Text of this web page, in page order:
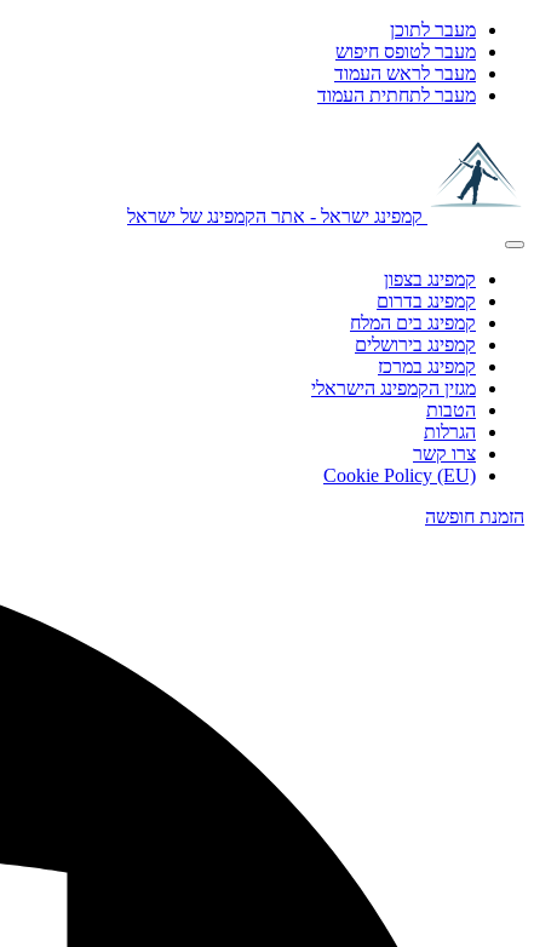
מעבר לתוכן
מעבר לטופס חיפוש
מעבר לראש העמוד
מעבר לתחתית העמוד
קמפינג ישראל - אתר הקמפינג של ישראל
קמפינג בצפון
קמפינג בדרום
קמפינג בים המלח
קמפינג בירושלים
קמפינג במרכז
מגזין הקמפינג הישראלי
הטבות
הגרלות
צרו קשר
Cookie Policy (EU)
הזמנת חופשה